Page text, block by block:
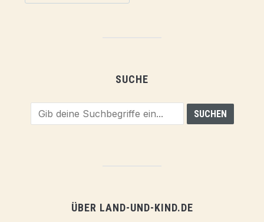
SUCHE
ÜBER LAND-UND-KIND.DE